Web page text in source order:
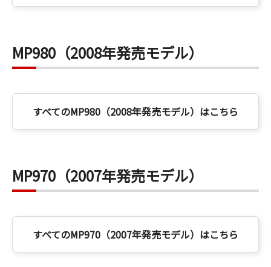
MP980（2008年発売モデル）
すべてのMP980（2008年発売モデル）はこちら
MP970（2007年発売モデル）
すべてのMP970（2007年発売モデル）はこちら